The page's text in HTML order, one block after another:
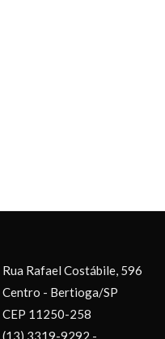
Rua Rafael Costábile, 596
Centro - Bertioga/SP
CEP 11250-258
(13) 3319-9292 -